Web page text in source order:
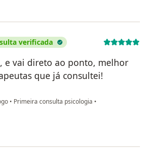
verificada
e vai direto ao ponto, melhor
que já consultei!
• Primeira consulta psicologia •